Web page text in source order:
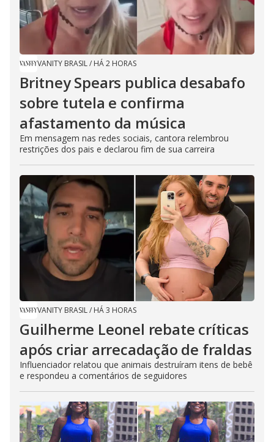
VANITY BRASIL/ HÁ 2 HORAS
Britney Spears publica desabafo
sobre tutela e confirma
afastamento da música
Em mensagem nas redes sociais, cantora relembrou
restrições dos pais e declarou fim de sua carreira
VANITY BRASIL/ HÁ 3 HORAS
Guilherme Leonel rebate críticas
após criar arrecadação de fraldas
Influenciador relatou que animais destruíram itens de bebê
e respondeu a comentários de seguidores